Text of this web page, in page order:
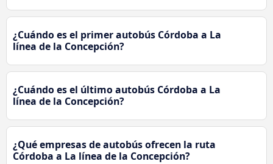
¿Cuándo es el primer autobús Córdoba a La
línea de la Concepción?
¿Cuándo es el último autobús Córdoba a La
línea de la Concepción?
¿Qué empresas de autobús ofrecen la ruta
Córdoba a La línea de la Concepción?